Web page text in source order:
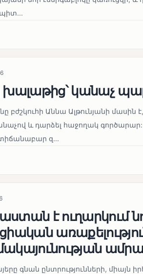
կանաչ
բժշկուհի Աննա Ալթունյանի
և դարձել հաջողակ գործարար:
զ...
է ուղարկում
գնան ընտրությունների, միայն